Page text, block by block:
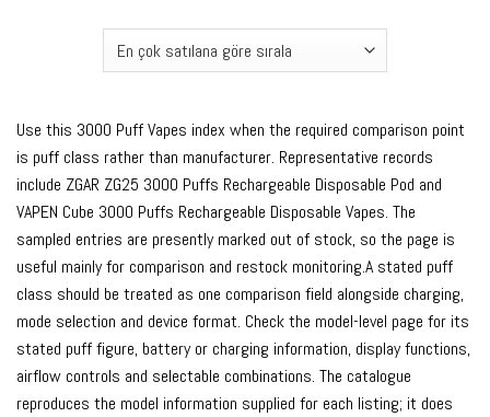
Use this 3000 Puff Vapes index when the required comparison point
is puff class rather than manufacturer. Representative records
include ZGAR ZG25 3000 Puffs Rechargeable Disposable Pod and
VAPEN Cube 3000 Puffs Rechargeable Disposable Vapes. The
sampled entries are presently marked out of stock, so the page is
useful mainly for comparison and restock monitoring.A stated puff
class should be treated as one comparison field alongside charging,
mode selection and device format. Check the model-level page for its
stated puff figure, battery or charging information, display functions,
airflow controls and selectable combinations. The catalogue
reproduces the model information supplied for each listing; it does